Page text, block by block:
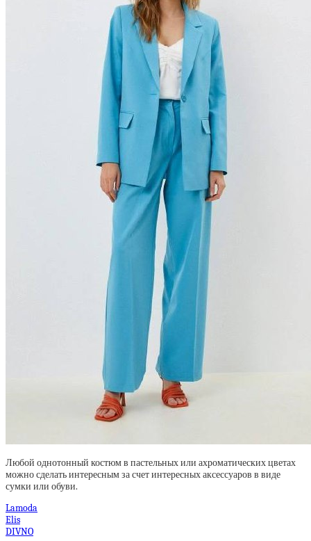
Любой однотонный костюм в пастельных или ахроматических цветах
можно сделать интересным за счет интересных аксессуаров в виде
сумки или обуви.
Lamoda
Elis
DIVNO